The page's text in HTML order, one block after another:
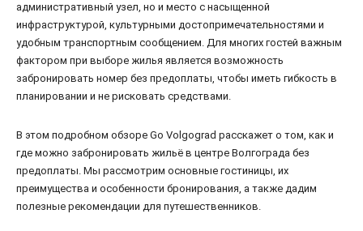
административный узел, но и место с насыщенной
инфраструктурой, культурными достопримечательностями и
удобным транспортным сообщением. Для многих гостей важным
фактором при выборе жилья является возможность
забронировать номер без предоплаты, чтобы иметь гибкость в
планировании и не рисковать средствами.
В этом подробном обзоре Go Volgograd расскажет о том, как и
где можно забронировать жильё в центре Волгограда без
предоплаты. Мы рассмотрим основные гостиницы, их
преимущества и особенности бронирования, а также дадим
полезные рекомендации для путешественников.